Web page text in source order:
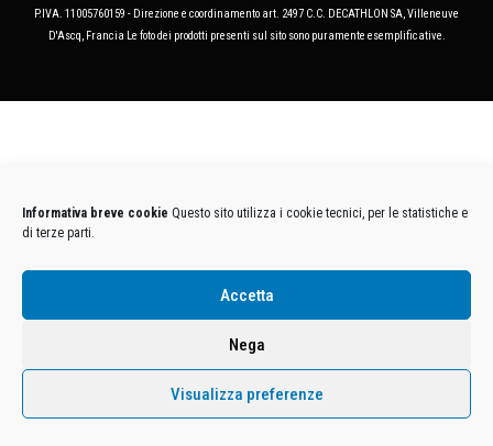
Informativa breve cookie Questo sito utilizza i cookie tecnici, per le statistiche e
di terze parti.
Accetta
Nega
Visualizza preferenze
P.IVA. 11005760159 - Direzione e coordinamento art. 2497 C.C. DECATHLON SA, Villeneuve
D'Ascq, Francia Le foto dei prodotti presenti sul sito sono puramente esemplificative.